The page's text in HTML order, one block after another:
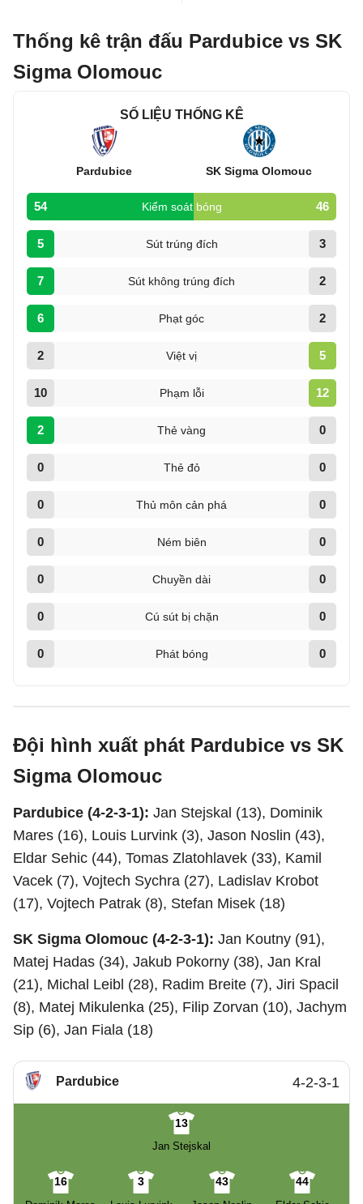
Thống kê trận đấu Pardubice vs SK
Sigma Olomouc
SỐ LIỆU THỐNG KÊ
Pardubice SK Sigma Olomouc
54 Kiểm soát bóng 46
5 Sút trúng đích 3
7 Sút không trúng đích 2
6 Phạt góc 2
2 Việt vị 5
10 Phạm lỗi 12
2 Thẻ vàng 0
0 Thẻ đỏ 0
0 Thủ môn cản phá 0
0 Ném biên 0
0 Chuyền dài 0
0 Cú sút bị chặn 0
0 Phát bóng 0
Đội hình xuất phát Pardubice vs SK
Sigma Olomouc
Pardubice (4-2-3-1): Jan Stejskal (13), Dominik
Mares (16), Louis Lurvink (3), Jason Noslin (43),
Eldar Sehic (44), Tomas Zlatohlavek (33), Kamil
Vacek (7), Vojtech Sychra (27), Ladislav Krobot
(17), Vojtech Patrak (8), Stefan Misek (18)
SK Sigma Olomouc (4-2-3-1): Jan Koutny (91),
Matej Hadas (34), Jakub Pokorny (38), Jan Kral
(21), Michal Leibl (28), Radim Breite (7), Jiri Spacil
(8), Matej Mikulenka (25), Filip Zorvan (10), Jachym
Sip (6), Jan Fiala (18)
Pardubice 4-2-3-1
13
Jan Stejskal
16
3
43
44